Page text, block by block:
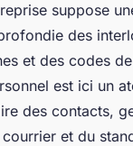
suppose
des
et des codes
est ici un
des contacts,
et du